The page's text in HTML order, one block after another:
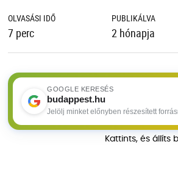
OLVASÁSI IDŐ
7 perc
PUBLIKÁLVA
2 hónapja
GOOGLE KERESÉS
budappest.hu
Jelölj minket előnyben részesített
Kattints, és állíts